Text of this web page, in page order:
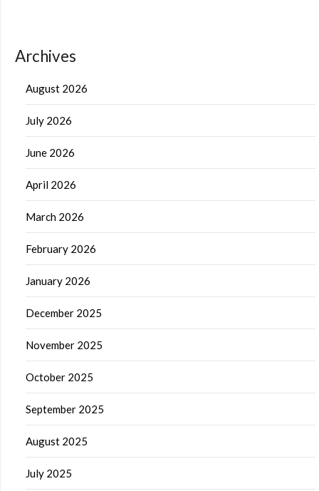
Archives
August 2026
July 2026
June 2026
April 2026
March 2026
February 2026
January 2026
December 2025
November 2025
October 2025
September 2025
August 2025
July 2025